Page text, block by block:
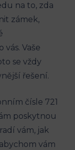
na to, zda
zámek,
Vaše
se vždy
řešení.
čísle 721
poskytnou
vám, jak
vám